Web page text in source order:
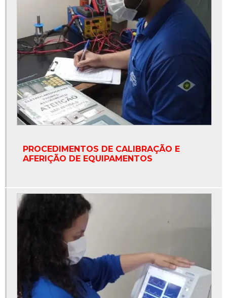
PROCEDIMENTOS DE CALIBRAÇÃO E
AFERIÇÃO DE EQUIPAMENTOS